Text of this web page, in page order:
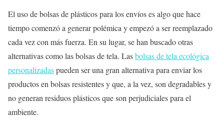
El uso de bolsas de plásticos para los envíos es algo que hace
tiempo comenzó a generar polémica y empezó a ser reemplazado
cada vez con más fuerza. En su lugar, se han buscado otras
alternativas como las bolsas de tela. Lasbolsas de tela ecológica
personalizadaspueden ser una gran alternativa para enviar los
productos en bolsas resistentes y que, a la vez, son degradables y
no generan residuos plásticos que son perjudiciales para el
ambiente.